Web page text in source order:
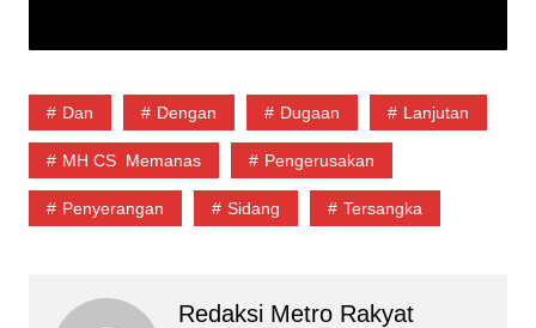
Dan Dengan Dugaan Lanjutan
MH CS Memanas Pengerusakan
Penyerangan Sidang Tersangka
Redaksi Metro Rakyat